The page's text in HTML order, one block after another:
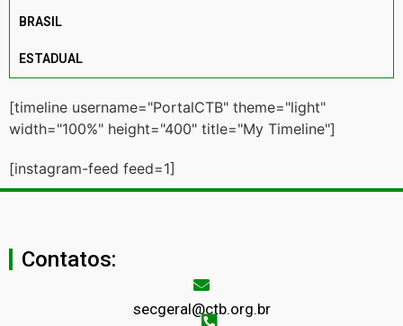
BRASIL
ESTADUAL
[timeline username="PortalCTB" theme="light"
width="100%" height="400" title="My Timeline"]
[instagram-feed feed=1]
Contatos:
secgeral@ctb.org.br